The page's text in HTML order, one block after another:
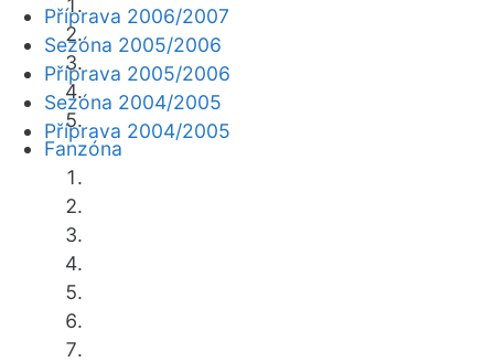
Fanzóna
Příprava 2006/2007
Sezóna 2005/2006
Příprava 2005/2006
Sezóna 2004/2005
Příprava 2004/2005